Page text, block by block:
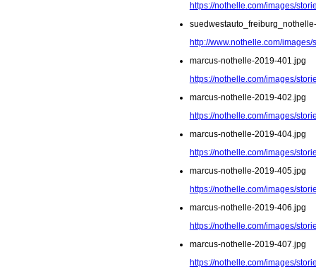
https://nothelle.com/images/
http://www.nothelle.com/
marcus-nothelle-2019-401.jpg
https://nothelle.com/images/
marcus-nothelle-2019-402.jpg
https://nothelle.com/images/
marcus-nothelle-2019-404.jpg
https://nothelle.com/images/
marcus-nothelle-2019-405.jpg
https://nothelle.com/images/
marcus-nothelle-2019-406.jpg
https://nothelle.com/images/
marcus-nothelle-2019-407.jpg
https://nothelle.com/images/